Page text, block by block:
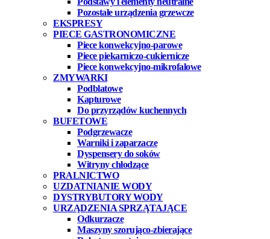
Pozostałe urządzenia grzewcze
EKSPRESY
PIECE GASTRONOMICZNE
Piece konwekcyjno-parowe
Piece piekarniczo-cukiernicze
Piece konwekcyjno-mikrofalowe
ZMYWARKI
Podblatowe
Kapturowe
Do przyrządów kuchennych
BUFETOWE
Podgrzewacze
Warniki i zaparzacze
Dyspensery do soków
Witryny chłodzące
PRALNICTWO
UZDATNIANIE WODY
DYSTRYBUTORY WODY
URZĄDZENIA SPRZĄTAJĄCE
Odkurzacze
Maszyny szorująco-zbierające